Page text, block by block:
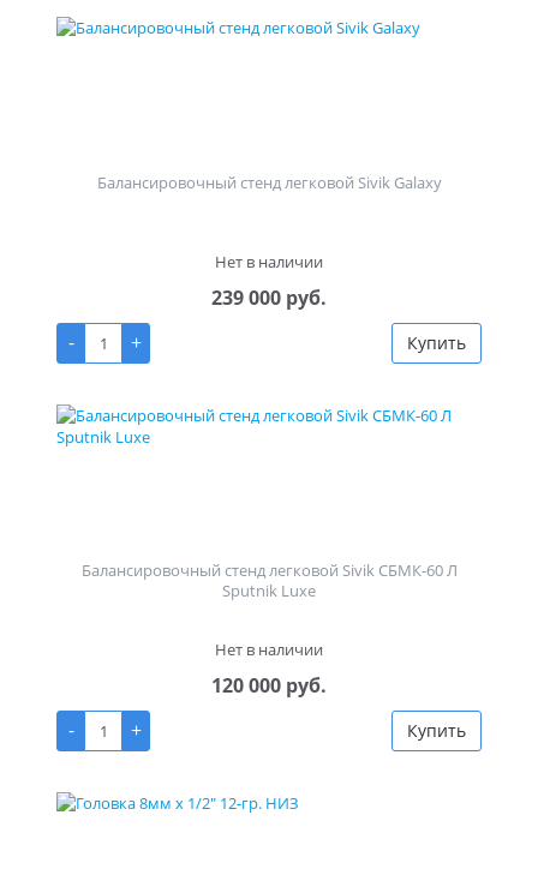
Балансировочный стенд легковой Sivik Galaxy
Нет в наличии
239 000 руб.
-
+ Купить
Балансировочный стенд легковой Sivik СБМК-60 Л
Sputnik Luxe
Нет в наличии
120 000 руб.
-
+ Купить